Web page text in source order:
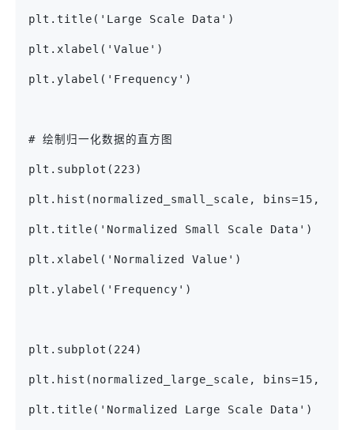
plt.title('Large Scale Data')
plt.xlabel('Value')
plt.ylabel('Frequency')
# 绘制归一化数据的直方图
plt.subplot(223)
plt.hist(normalized_small_scale, bins=15,
plt.title('Normalized Small Scale Data')
plt.xlabel('Normalized Value')
plt.ylabel('Frequency')
plt.subplot(224)
plt.hist(normalized_large_scale, bins=15,
plt.title('Normalized Large Scale Data')